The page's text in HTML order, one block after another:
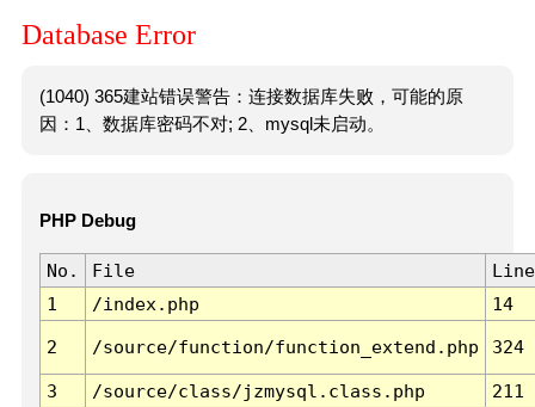
Database Error
(1040) 365建站错误警告：连接数据库失败，可能的原
因：1、数据库密码不对; 2、mysql未启动。
PHP Debug
No. File
Line
1
/index.php 14
2 /source/function/function_extend.php 324
3 /source/class/jzmysql.class.php
211